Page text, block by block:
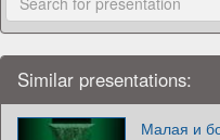
Similar presentations:
Малая и